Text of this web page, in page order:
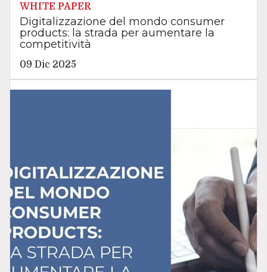
WHITE PAPER
Digitalizzazione del mondo consumer
products: la strada per aumentare la
competitività
09 Dic 2025